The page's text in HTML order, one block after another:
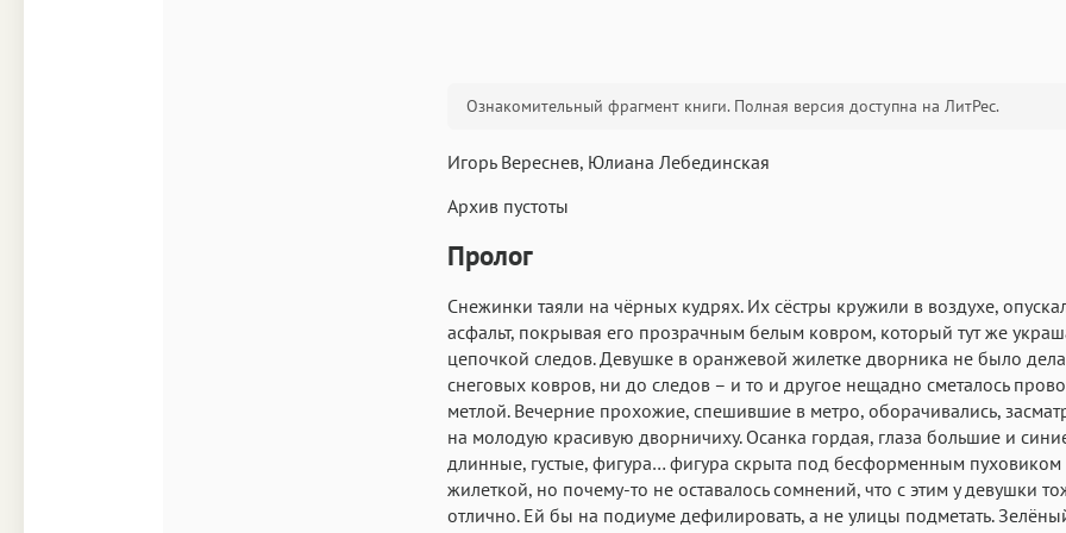
Аа
Roboto
Аа
Garamond
Аа
Fira Sans
Аа
Iowan
Аа
San Francisco Аа
SF Serif
Аа
Helvetica Neue
Аа Аа
Ознакомительный фрагмент книги. Полная версия доступна на ЛитРес.
Игорь Вереснев, Юлиана Лебединская
Архив пустоты
Пролог
Снежинки таяли на чёрных кудрях. Их сёстры кружили в воздухе,
асфальт, покрывая его прозрачным белым ковром, который тут же
цепочкой следов. Девушке в оранжевой жилетке дворника не было
снеговых ковров, ни до следов – и то и другое нещадно сметалось
метлой. Вечерние прохожие, спешившие в метро, оборачивались,
на молодую красивую дворничиху. Осанка гордая, глаза большие и
длинные, густые, фигура… фигура скрыта под бесформенным пуховиком
жилеткой, но почему-то не оставалось сомнений, что с этим у девушки
отлично. Ей бы на подиуме дефилировать, а не улицы подметать.